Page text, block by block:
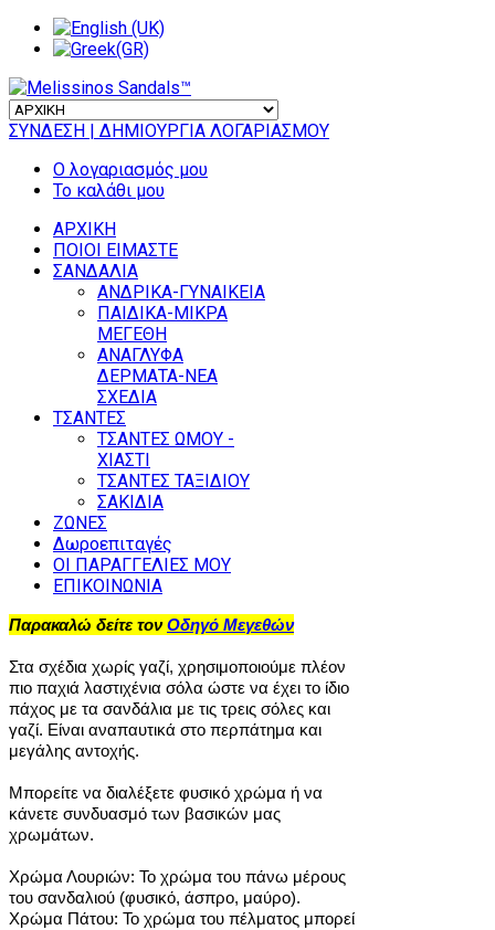
ΣΥΝΔΕΣΗ | ΔΗΜΙΟΥΡΓΙΑ ΛΟΓΑΡΙΑΣΜΟΥ
Ο λογαριασμός μου
Το καλάθι μου
ΑΡΧΙΚΗ
ΠΟΙΟΙ ΕΙΜΑΣΤΕ
ΣΑΝΔΑΛΙΑ
ΑΝΔΡΙΚΑ-ΓΥΝΑΙΚΕΙΑ
ΠΑΙΔΙΚΑ-ΜΙΚΡΑ
ΜΕΓΕΘΗ
ΑΝΑΓΛΥΦΑ
ΔΕΡΜΑΤΑ-ΝΕΑ
ΣΧΕΔΙΑ
ΤΣΑΝΤΕΣ
ΤΣΑΝΤΕΣ ΩΜΟΥ -
ΧΙΑΣΤΙ
ΤΣΑΝΤΕΣ ΤΑΞΙΔΙΟΥ
ΣΑΚΙΔΙΑ
ΖΩΝΕΣ
Δωροεπιταγές
ΟΙ ΠΑΡΑΓΓΕΛΙΕΣ ΜΟΥ
ΕΠΙΚΟΙΝΩΝΙΑ
Παρακαλώ δείτε τονΟδηγό Μεγεθών
Στα σχέδια χωρίς γαζί, χρησιμοποιούμε πλέον
πιο παχιά λαστιχένια σόλα ώστε να έχει το ίδιο
πάχος με τα σανδάλια με τις τρεις σόλες και
γαζί. Είναι αναπαυτικά στο περπάτημα και
μεγάλης αντοχής.
Μπορείτε να διαλέξετε φυσικό χρώμα ή να
κάνετε συνδυασμό των βασικών μας
χρωμάτων.
Χρώμα Λουριών: Το χρώμα του πάνω μέρους
του σανδαλιού (φυσικό, άσπρο, μαύρο).
Χρώμα Πάτου: Το χρώμα του πέλματος μπορεί